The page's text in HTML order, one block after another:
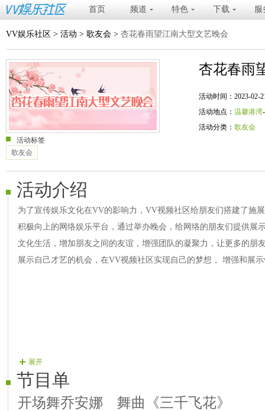
首页 频道 特色 下载 服
VV娱乐社区 > 活动 > 歌友会 > 杏花春雨望江南大型文艺晚会
杏花春雨
活动时间：2023-02-
活动地点： 温馨港湾
活动分类： 歌友会
活动标签
歌友会
活动介绍
为了宣传娱乐文化在VV的影响力，VV视频社区给朋友们搭建了施
积极向上的网络娱乐平台，通过举办晚会，给网络的朋友们提供展
文化生活，增加朋友之间的友谊，增强团队的凝聚力，让更多的朋
展示自己才艺的机会，在VV视频社区实现自己的梦想， 增强和展
展开
节目单
开场舞乔安娜 舞曲《三千飞花》